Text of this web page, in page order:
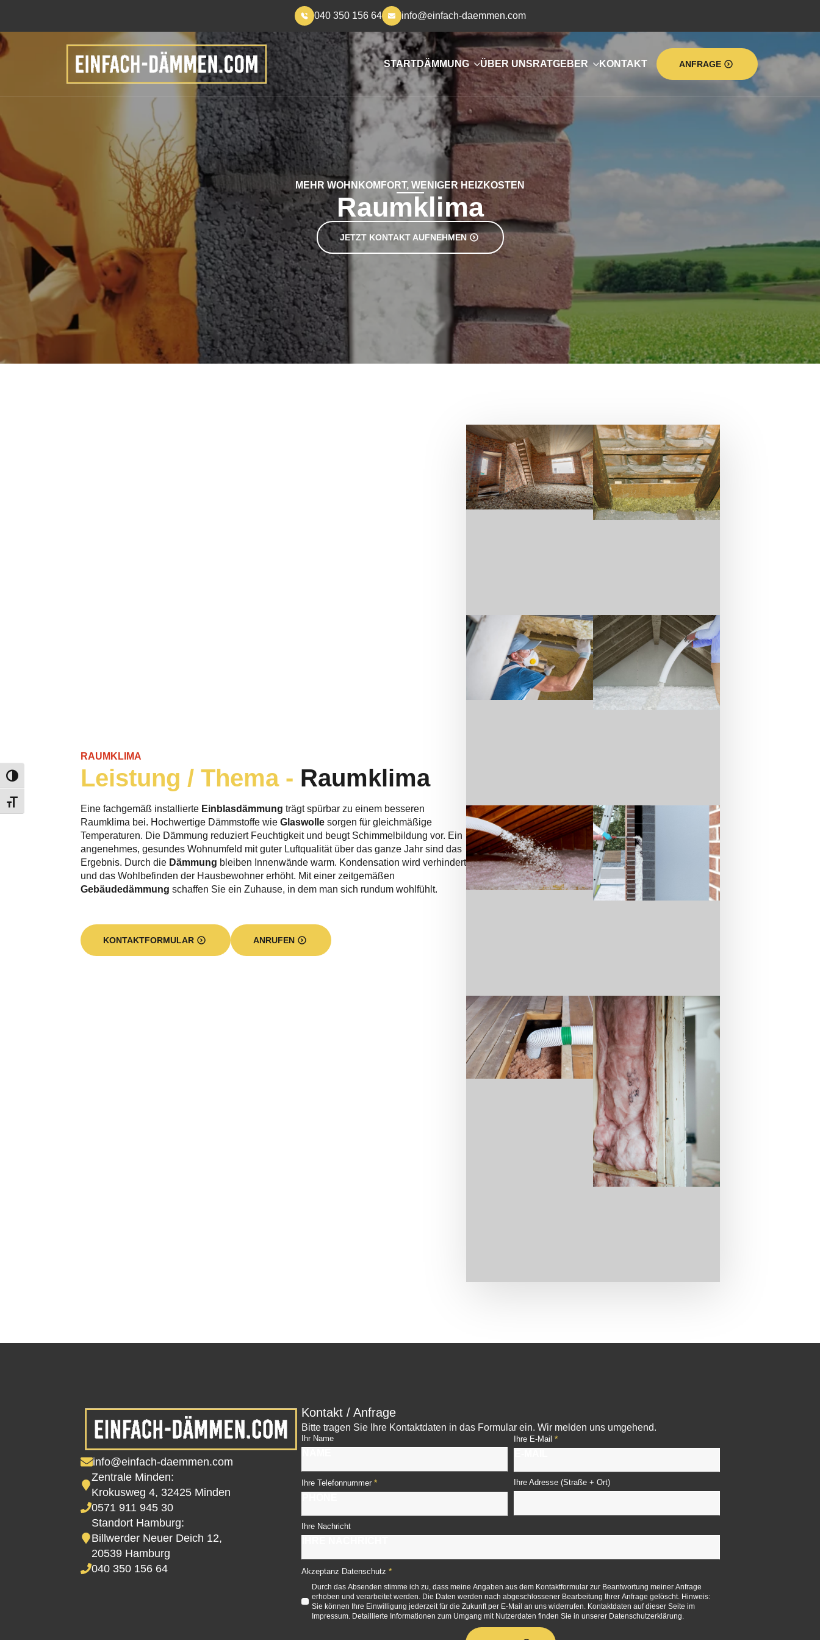
Umschalten auf hohe Kontraste
Schrift vergrößern
040 350 156 64 info@einfach-daemmen.com
STARTDÄMMUNG ÜBER UNS RATGEBER KONTAKT ANFRAGE
MEHR WOHNKOMFORT, WENIGER HEIZKOSTEN
Raumklima
JETZT KONTAKT AUFNEHMEN
RAUMKLIMA
Leistung / Thema - Raumklima
Eine fachgemäß installierte Einblasdämmung trägt spürbar zu einem besseren
Raumklima bei. Hochwertige Dämmstoffe wie Glaswolle sorgen für gleichmäßige
Temperaturen. Die Dämmung reduziert Feuchtigkeit und beugt Schimmelbildung vor. Ein
angenehmes, gesundes Wohnumfeld mit guter Luftqualität über das ganze Jahr sind das
Ergebnis. Durch die Dämmung bleiben Innenwände warm. Kondensation wird verhindert
und das Wohlbefinden der Hausbewohner erhöht. Mit einer zeitgemäßen
Gebäudedämmung schaffen Sie ein Zuhause, in dem man sich rundum wohlfühlt.
KONTAKTFORMULAR ANRUFEN
info@einfach-daemmen.com
Zentrale Minden:
Krokusweg 4, 32425 Minden
0571 911 945 30
Standort Hamburg:
Billwerder Neuer Deich 12,
20539 Hamburg
040 350 156 64
Kontakt / Anfrage
Bitte tragen Sie Ihre Kontaktdaten in das Formular ein. Wir melden uns umgehend.
Ihr Name Ihre E-Mail *
Ihre Telefonnummer * Ihre Adresse (Straße + Ort)
Ihre Nachricht
Akzeptanz Datenschutz *
Durch das Absenden stimme ich zu, dass meine Angaben aus dem Kontaktformular zur Beantwortung meiner Anfrage
erhoben und verarbeitet werden. Die Daten werden nach abgeschlossener Bearbeitung Ihrer Anfrage gelöscht. Hinweis:
Sie können Ihre Einwilligung jederzeit für die Zukunft per E-Mail an uns widerrufen. Kontaktdaten auf dieser Seite im
Impressum. Detaillierte Informationen zum Umgang mit Nutzerdaten finden Sie in unserer Datenschutzerklärung.